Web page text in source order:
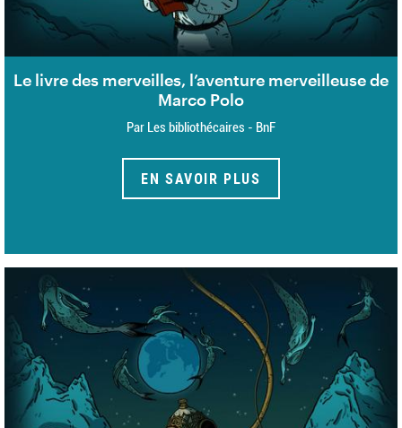
Le livre des merveilles, l’aventure merveilleuse de
Marco Polo
Par Les bibliothécaires - BnF
EN SAVOIR PLUS